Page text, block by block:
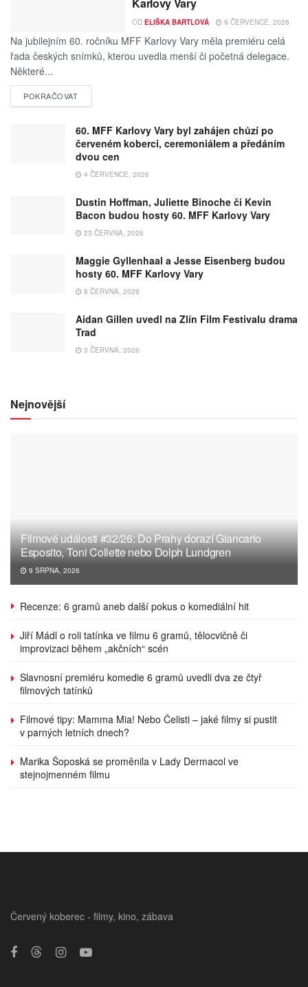
OD ELIŠKA BARTLOVÁ 9 ČERVENCE, 2026
Na jubilejním 60. ročníku MFF Karlovy Vary měla premiéru celá
řada českých snímků, kterou uvedla menší či početná delegace.
Některé...
POKRAČOVAT
60. MFF Karlovy Vary byl zahájen chůzí po
červeném koberci, ceremoniálem a předáním
dvou cen
4 ČERVENCE, 2026
Dustin Hoffman, Juliette Binoche či Kevin
Bacon budou hosty 60. MFF Karlovy Vary
23 ČERVNA, 2026
Maggie Gyllenhaal a Jesse Eisenberg budou
hosty 60. MFF Karlovy Vary
8 ČERVNA, 2026
Aidan Gillen uvedl na Zlín Film Festivalu drama
Trad
3 ČERVNA, 2026
Nejnovější
Filmové události #32/26: Do Prahy dorazí Giancarlo
Esposito, Toni Collette nebo Dolph Lundgren
9 SRPNA, 2026
Recenze: 6 gramů aneb další pokus o komediální hit
Jiří Mádl o roli tatínka ve filmu 6 gramů, tělocvičně či
improvizaci během „akčních“ scén
Slavnosní premiéru komedie 6 gramů uvedli dva ze čtyř
filmových tatínků
Filmové tipy: Mamma Mia! Nebo Čelisti – jaké filmy si pustit
v parných letních dnech?
Marika Šoposká se proměnila v Lady Dermacol ve
stejnojmenném filmu
Červený koberec - filmy, kino, zábava